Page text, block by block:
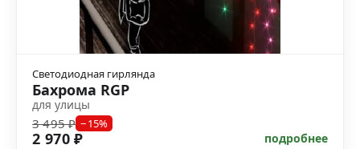
Светодиодная гирлянда
Бахрома RGP
для улицы
3 495 ₽ −15%
2 970 ₽ подробнее